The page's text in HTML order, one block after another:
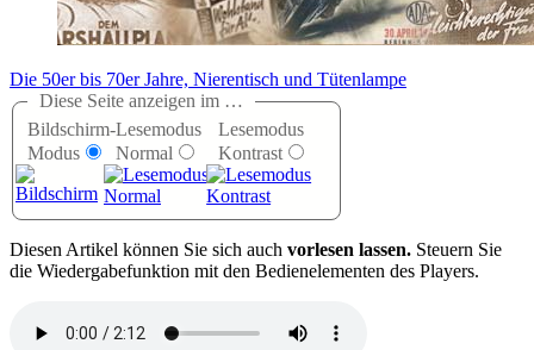
Die 50er bis 70er Jahre, Nierentisch und Tütenlampe
Diese Seite anzeigen im …
Bildschirm-
Modus
Lesemodus
Normal
Lesemodus
Kontrast
Diesen Artikel können Sie sich auch vorlesen lassen. Steuern Sie
die Wiedergabefunktion mit den Bedienelementen des Players.